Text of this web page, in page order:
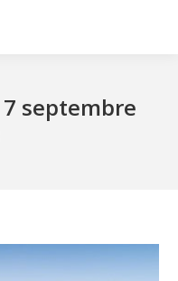
7 septembre